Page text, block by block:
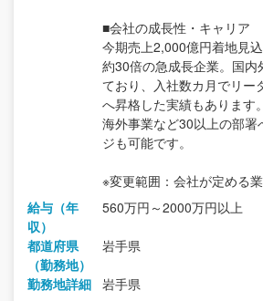
■会社の成長性・キャリア
今期売上2,000億円着地見
約30倍の急成長企業。国内
ており、入社数カ月でリー
へ昇格した実績もあります
海外事業など30以上の部署
ジも可能です。
※変更範囲：会社が定める
給与（年
収）
560万円～2000万円以上
都道府県
（勤務地）
岩手県
勤務地詳細 岩手県